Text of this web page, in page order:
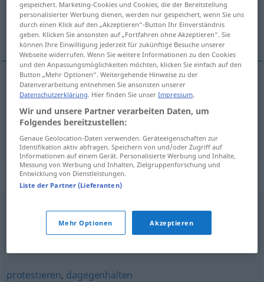
(Für mehr Details die Übersetzung anklicken/antippen)
itiraz etmek, karşı gelmek
itirazetmek,karşıgelmek (jemandembiri(si)ne
widersprechen
Synonyme für "widersprechen"
,entgegnen,erwidern,einwenden,einwerfen
protestieren, dagegenhalten
gespeichert. Marketing-Cookies und Cookies, die der Bereitstellung
personalisierter Werbung dienen, werden nur gespeichert, wenn Sie uns
durch einen Klick auf den „Akzeptieren“-Button Ihr Einverständnis
geben. Klicken Sie ansonsten auf „Fortfahren ohne Akzeptieren“. Sie
können Ihre Einwilligung jederzeit für zukünftige Besuche unserer
Webseite widerrufen. Wenn Sie weitere Informationen zu den Cookies
und den Anpassungsmöglichkeiten möchten, klicken Sie einfach auf den
Button „Mehr Optionen“. Weitergehende Hinweise zu der
Datenverarbeitung entnehmen Sie ansonsten unserer
Datenschutzerklärung. Hier finden Sie unserImpressum.
Wir und unsere Partner verarbeiten Daten, um
Folgendes bereitzustellen:
Genaue Geolocation-Daten verwenden. Geräteeigenschaften zur
Identifikation aktiv abfragen. Speichern von und/oder Zugriff auf
Informationen auf einem Gerät. Personalisierte Werbung und Inhalte,
Messung von Werbung und Inhalten, Zielgruppenforschung und
Entwicklung von Dienstleistungen.
Liste der Partner (Lieferanten)
Mehr Optionen Akzeptieren